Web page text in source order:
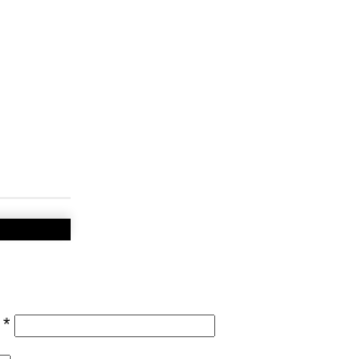
*Erforderlich